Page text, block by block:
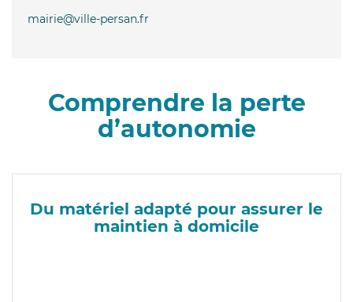
mairie@ville-persan.fr
Comprendre la perte
d’autonomie
Du matériel adapté pour assurer le
maintien à domicile